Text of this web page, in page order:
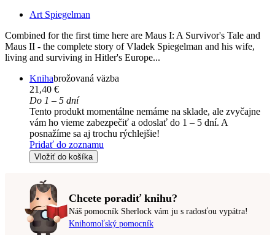
Art Spiegelman
Combined for the first time here are Maus I: A Survivor's Tale and
Maus II - the complete story of Vladek Spiegelman and his wife,
living and surviving in Hitler's Europe...
Knihabrožovaná väzba
21,40 €
Do 1 – 5 dní
Tento produkt momentálne nemáme na sklade, ale zvyčajne
vám ho vieme zabezpečiť a odoslať do 1 – 5 dní. A
posnažíme sa aj trochu rýchlejšie!
Pridať do zoznamu
Vložiť do košíka
Chcete poradiť knihu?
Náš pomocník Sherlock vám ju s radosťou vypátra!
Knihomoľský pomocník